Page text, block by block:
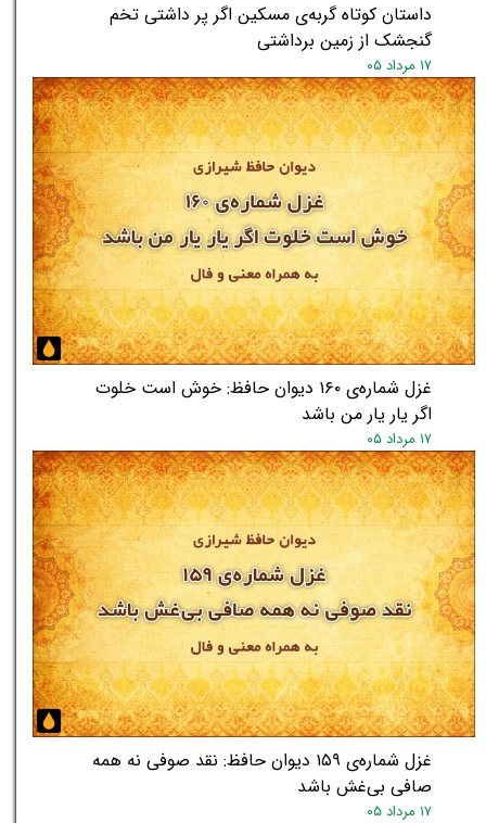
داستان کوتاه گربه‌ی مسکین اگر پر داشتی تخم
گنجشک از زمین برداشتی
۱۷ مرداد ۰۵
غزل شماره‌ی ۱۶۰ دیوان حافظ: خوش است خلوت
اگر یار یار من باشد
۱۷ مرداد ۰۵
غزل شماره‌ی ۱۵۹ دیوان حافظ: نقد صوفی نه همه
صافی بی‌غش باشد
۱۷ مرداد ۰۵